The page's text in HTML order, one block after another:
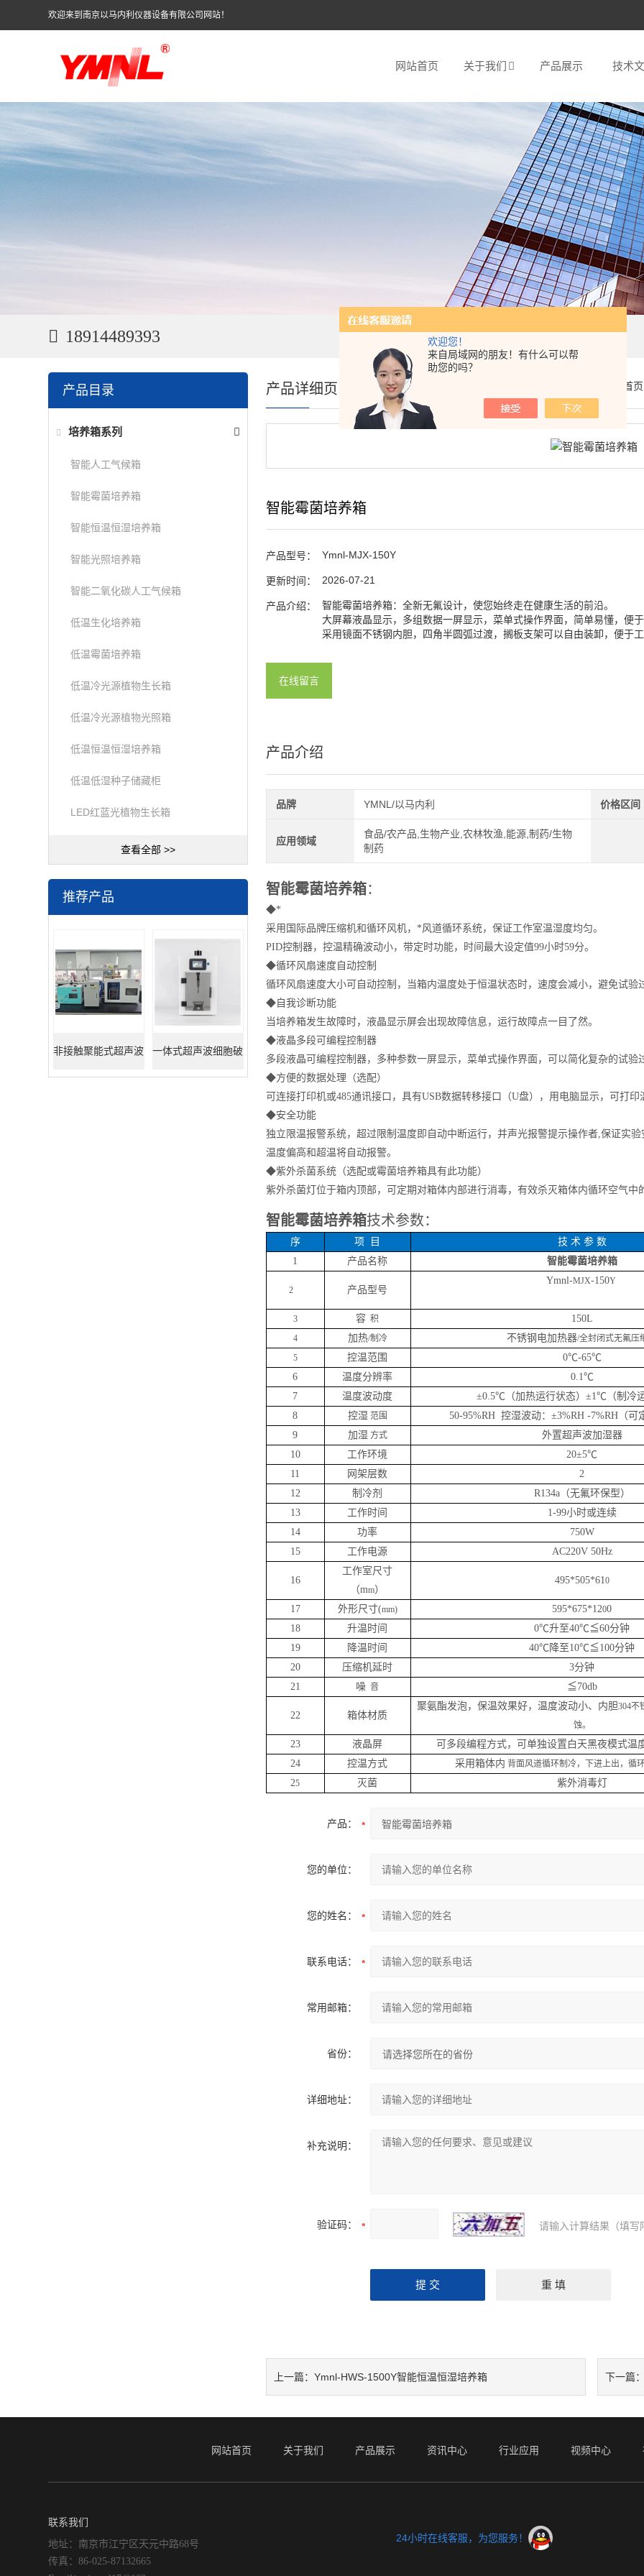
欢迎您！
来自局域网的朋友！有什么可以帮
助您的吗？
欢迎来到南京以马内利仪器设备有限公司网站！
网站首页 关于我们 产品展示 技术
18914489393
产品目录
培养箱系列
智能人工气候箱
智能霉菌培养箱
智能恒温恒湿培养箱
智能光照培养箱
智能二氧化碳人工气候箱
低温生化培养箱
低温霉菌培养箱
低温冷光源植物生长箱
低温冷光源植物光照箱
低温恒温恒湿培养箱
低温低湿种子储藏柜
LED红蓝光植物生长箱
查看全部 >>
推荐产品
非接触聚能式超声波 一体式超声波细胞破
首页
产品详细页
智能霉菌培养箱
产品型号： Ymnl-MJX-150Y
更新时间： 2026-07-21
产品介绍：
智能霉菌培养箱：全新无氟设计，使您始终走在健康生活的前沿。
大屏幕液晶显示，多组数据一屏显示，菜单式操作界面，简单易懂，便
采用镜面不锈钢内胆，四角半圆弧过渡，搁板支架可以自由装卸，便于
在线留言
产品介绍
品牌 YMNL/以马内利 价格区间
应用领域
食品/农产品,生物产业,农林牧渔,能源,制药/生物
制药
智能霉菌培养箱：
◆*
采用国际品牌压缩机和循环风机，*风道循环系统，保证工作室温湿度均匀。
PID控制器，控温精确波动小，带定时功能，时间最大设定值99小时59分。
◆循环风扇速度自动控制
循环风扇速度大小可自动控制，当箱内温度处于恒温状态时，速度会减小，避免试验
◆自我诊断功能
当培养箱发生故障时，液晶显示屏会出现故障信息，运行故障点一目了然。
◆液晶多段可编程控制器
多段液晶可编程控制器，多种参数一屏显示，菜单式操作界面，可以简化复杂的试验
◆方便的数据处理（选配）
可连接打印机或485通讯接口，具有USB数据转移接口（U盘），用电脑显示，可打
◆安全功能
独立限温报警系统，超过限制温度即自动中断运行，并声光报警提示操作者,保证实验
温度偏高和超温将自动报警。
◆紫外杀菌系统（选配或霉菌培养箱具有此功能）
紫外杀菌灯位于箱内顶部，可定期对箱体内部进行消毒，有效杀灭箱体内循环空气
智能霉菌培养箱技术参数：
序 项 目 技 术 参 数
1
产品名称 智能霉菌培养箱
2 产品型号
Ymnl-MJX-150Y
3 容 积 150L
4 加热/制冷 不锈钢电加热器/全封闭式无氟压
5
控温范围
0℃-65℃
6
温度分辨率
0.1℃
7
温度波动度
±0.5℃（加热运行状态）±1℃（制冷
8
控湿 范围
50-95%RH 控湿波动：±3%RH -7%RH（可
9
加湿 方式
外置超声波加湿器
10
工作环境
20±5℃
11
网架层数
2
12
制冷剂
R134a（无氟环保型）
13
工作时间
1-99小时或连续
14
功率
750W
15
工作电源 AC220V 50Hz
16
工作室尺寸
（mm）
495*505*610
17 外形尺寸(mm) 595*675*1200
18
升温时间
0℃升至40℃≦60分钟
19
降温时间
40℃降至10℃≦100分钟
20
压缩机延时
3分钟
21
噪 音 ≦70db
22 箱体材质
聚氨酯发泡，保温效果好，温度波动小、内胆304不
蚀。
23 液晶屏
可多段编程方式，可单独设置白天黑夜模式温
24
控温方式 采用箱体内 背面风道循环制冷，下进上出，循
25 灭菌 紫外消毒灯
产品：
您的单位：
您的姓名：
联系电话：
常用邮箱：
省份：
详细地址：
补充说明：
验证码： 请输入计算结果（填写
上一篇： Ymnl-HWS-1500Y智能恒温恒湿培养箱 下一篇
网站首页 关于我们 产品展示 资讯中心 行业应用 视频中心
联系我们
地址：南京市江宁区天元中路68号
传真：86-025-87132665
24小时在线客服，为您服务！